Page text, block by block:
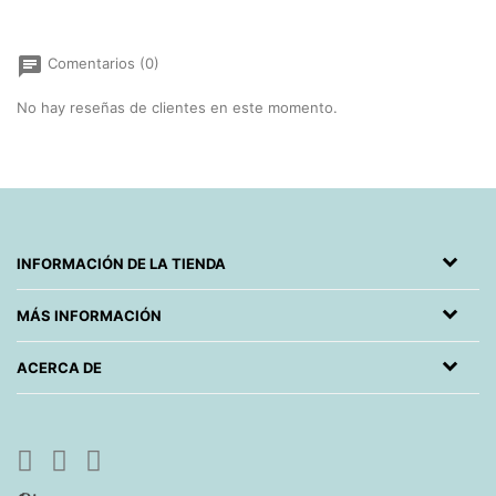
chat Comentarios (0)
No hay reseñas de clientes en este momento.
INFORMACIÓN DE LA TIENDA
MÁS INFORMACIÓN
ACERCA DE